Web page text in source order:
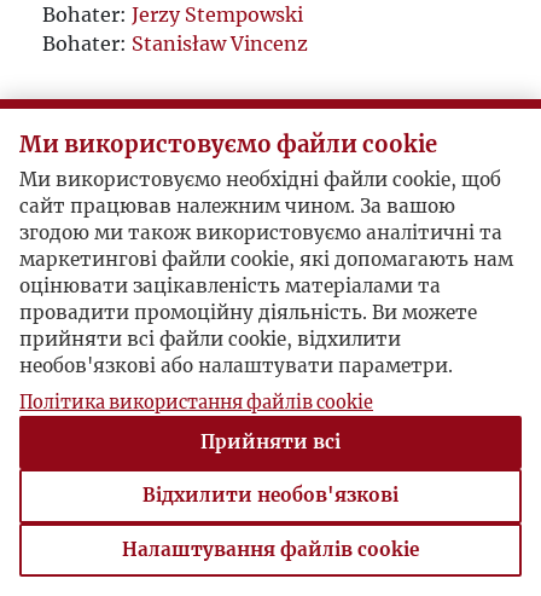
Bohater: Jerzy Stempowski
Bohater: Stanisław Vincenz
Ми використовуємо файли cookie
Ми використовуємо необхідні файли cookie, щоб
сайт працював належним чином. За вашою
згодою ми також використовуємо аналітичні та
маркетингові файли cookie, які допомагають нам
оцінювати зацікавленість матеріалами та
провадити промоційну діяльність. Ви можете
прийняти всі файли cookie, відхилити
необов'язкові або налаштувати параметри.
Політика використання файлів cookie
Прийняти всі
Відхилити необов'язкові
Налаштування файлів cookie
Налаштування файлів cookie